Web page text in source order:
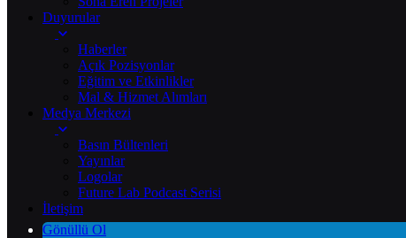
Duyurular
Haberler
Açık Pozisyonlar
Eğitim ve Etkinlikler
Mal & Hizmet Alımları
Medya Merkezi
Basın Bültenleri
Yayınlar
Logolar
Future Lab Podcast Serisi
İletişim
Gönüllü Ol